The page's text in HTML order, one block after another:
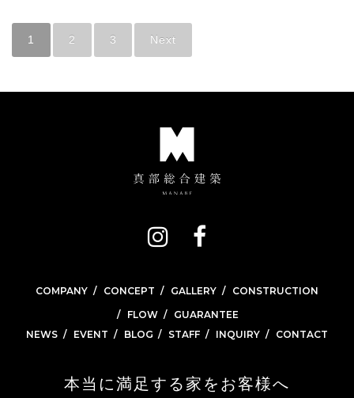
1 2 3 Next
COMPANY CONCEPT GALLERY
CONSTRUCTION
FLOW
GUARANTEE
NEWS
EVENT BLOG STAFF INQUIRY CONTACT
本当に満足する家をお客様へ